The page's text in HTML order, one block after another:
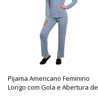
Pijama Americano Feminino
Longo com Gola e Abertura de